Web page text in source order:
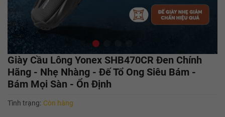
Giày Cầu Lông Yonex SHB470CR Đen Chính
Hãng - Nhẹ Nhàng - Đế Tổ Ong Siêu Bám -
Bám Mọi Sàn - Ổn Định
Tình trạng: Còn hàng